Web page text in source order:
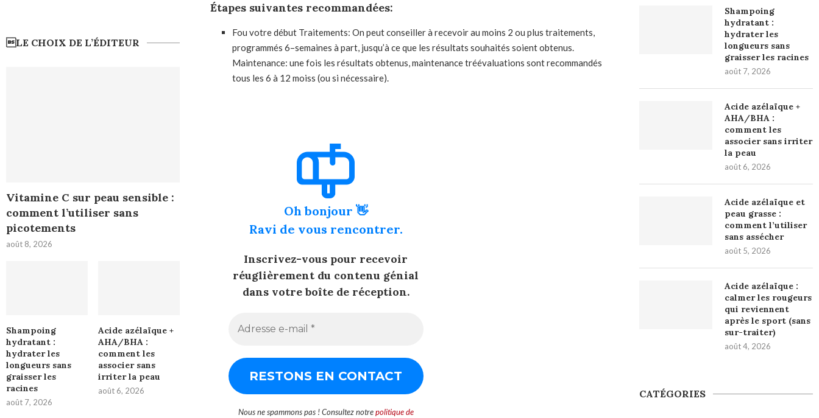
Étapes suivantes recommandées:
Fou votre débutTraitements: On peut conseiller à recevoir au moins 2 ou plus traitements,
programmés 6–semaines à part, jusqu’à ce que les résultats souhaités soient obtenus.
Maintenance: une fois les résultats obtenus, maintenance tréévaluations sont recommandés
tous les 6 à 12 moiss (ou si nécessaire).
Oh bonjour 👋
Ravi de vous rencontrer.
Inscrivez-vous pour recevoir
réuglièrement du contenu génial
dans votre boîte de réception.
Nous ne spammons pas ! Consultez notrepolitique de
Shampoing
hydratant :
hydrater les
longueurs sans
graisser les racines
août 7, 2026
Acide azélaïque +
AHA/BHA :
comment les
associer sans irriter
la peau
août 6, 2026
Acide azélaïque et
peau grasse :
comment l’utiliser
sans assécher
août 5, 2026
Acide azélaïque :
calmer les rougeurs
qui reviennent
après le sport (sans
sur-traiter)
août 4, 2026
CATÉGORIES
LE CHOIX DE L’ÉDITEUR
Vitamine C sur peau sensible :
comment l’utiliser sans
picotements
août 8, 2026
Shampoing
hydratant :
hydrater les
longueurs sans
graisser les
racines
août 7, 2026
Acide azélaïque +
AHA/BHA :
comment les
associer sans
irriter la peau
août 6, 2026